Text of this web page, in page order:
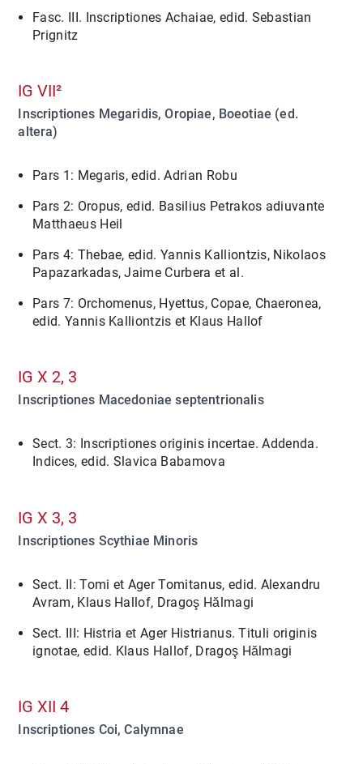
Fasc. III. Inscriptiones Achaiae, edid. Sebastian
Prignitz
IG VII²
Inscriptiones Megaridis, Oropiae, Boeotiae (ed.
altera)
Pars 1: Megaris, edid. Adrian Robu
Pars 2: Oropus, edid. Basilius Petrakos adiuvante
Matthaeus Heil
Pars 4: Thebae, edid. Yannis Kalliontzis, Nikolaos
Papazarkadas, Jaime Curbera et al.
Pars 7: Orchomenus, Hyettus, Copae, Chaeronea,
edid. Yannis Kalliontzis et Klaus Hallof
IG X 2, 3
Inscriptiones Macedoniae septentrionalis
Sect. 3: Inscriptiones originis incertae. Addenda.
Indices, edid. Slavica Babamova
IG X 3, 3
Inscriptiones Scythiae Minoris
Sect. II: Tomi et Ager Tomitanus, edid. Alexandru
Avram, Klaus Hallof, Dragoş Hălmagi
Sect. III: Histria et Ager Histrianus. Tituli originis
ignotae, edid. Klaus Hallof, Dragoş Hălmagi
IG XII 4
Inscriptiones Coi, Calymnae